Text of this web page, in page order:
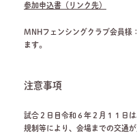
参加申込書（リンク先）
MNHフェンシングクラブ会員様
ます。
注意事項
試合２日目令和６年２月１１日
規制等により、会場までの交通